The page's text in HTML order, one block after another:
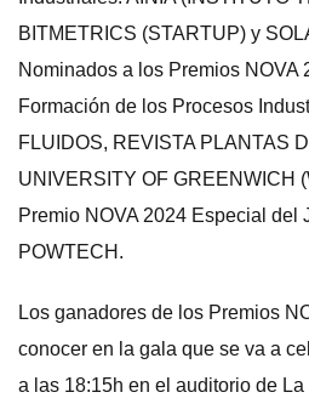
BITMETRICS (STARTUP) y
Nominados a los Premios NOVA
Formación de los Procesos
FLUIDOS, REVISTA PLANTAS
UNIVERSITY OF GREENWICH
Premio NOVA 2024 Especial del
POWTECH.
Los ganadores de los Premios
conocer en la gala que se va a
a las 18:15h en el auditorio de La